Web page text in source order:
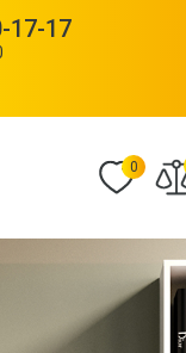
17-17
0